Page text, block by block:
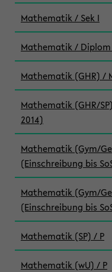
Mathematik / Sek I
Mathematik / Diplom
Mathematik (GHR) /
Mathematik (GHR/
2014)
Mathematik (Gym/
(Einschreibung bis
Mathematik (Gym/
(Einschreibung bis
Mathematik (SP) / P
Mathematik (wU) / P